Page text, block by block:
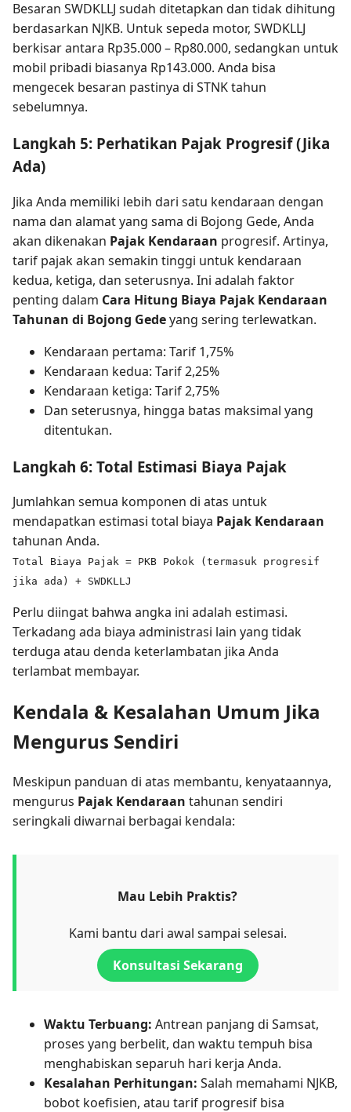
Besaran SWDKLLJ sudah ditetapkan dan tidak dihitung
berdasarkan NJKB. Untuk sepeda motor, SWDKLLJ
berkisar antara Rp35.000 – Rp80.000, sedangkan untuk
mobil pribadi biasanya Rp143.000. Anda bisa
mengecek besaran pastinya di STNK tahun
sebelumnya.
Langkah 5: Perhatikan Pajak Progresif (Jika
Ada)
Jika Anda memiliki lebih dari satu kendaraan dengan
nama dan alamat yang sama di Bojong Gede, Anda
akan dikenakan Pajak Kendaraan progresif. Artinya,
tarif pajak akan semakin tinggi untuk kendaraan
kedua, ketiga, dan seterusnya. Ini adalah faktor
penting dalam Cara Hitung Biaya Pajak Kendaraan
Tahunan di Bojong Gedeyang sering terlewatkan.
Kendaraan pertama: Tarif 1,75%
Kendaraan kedua: Tarif 2,25%
Kendaraan ketiga: Tarif 2,75%
Dan seterusnya, hingga batas maksimal yang
ditentukan.
Langkah 6: Total Estimasi Biaya Pajak
Jumlahkan semua komponen di atas untuk
mendapatkan estimasi total biaya Pajak Kendaraan
tahunan Anda.
Total Biaya Pajak = PKB Pokok (termasuk progresif
jika ada) + SWDKLLJ
Perlu diingat bahwa angka ini adalah estimasi.
Terkadang ada biaya administrasi lain yang tidak
terduga atau denda keterlambatan jika Anda
terlambat membayar.
Kendala & Kesalahan Umum Jika
Mengurus Sendiri
Meskipun panduan di atas membantu, kenyataannya,
mengurus Pajak Kendaraan tahunan sendiri
seringkali diwarnai berbagai kendala:
Mau Lebih Praktis?
Kami bantu dari awal sampai selesai.
Konsultasi Sekarang
Waktu Terbuang: Antrean panjang di Samsat,
proses yang berbelit, dan waktu tempuh bisa
menghabiskan separuh hari kerja Anda.
Kesalahan Perhitungan: Salah memahami NJKB,
bobot koefisien, atau tarif progresif bisa